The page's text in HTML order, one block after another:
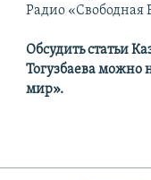
Радио «Свободная
Обсудить статьи
Тогузбаева можно
мир».